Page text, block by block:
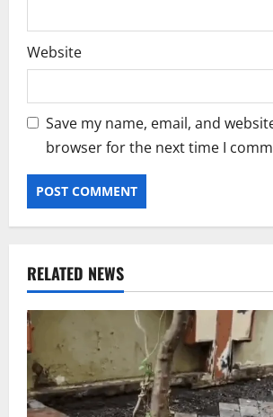
Website
Save my name, email, and
browser for the next time I
RELATED NEWS